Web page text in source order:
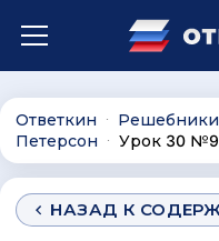
Ответкин ∙ Решебники
Петерсон ∙ Урок 30
НАЗАД К